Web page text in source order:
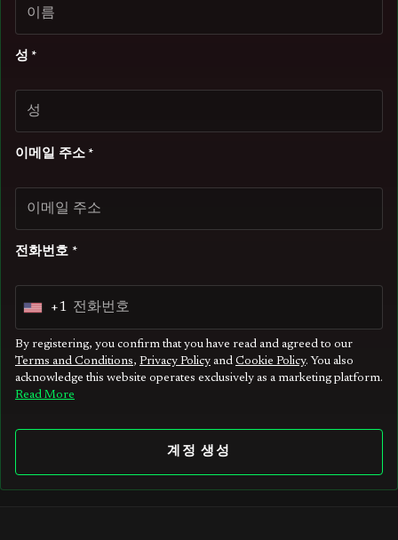
성 *
이메일 주소 *
전화번호 *
U
n
i
t
t
+1
By registering, you confirm that you have read and agreed to our
Terms and Conditions, Privacy Policy and Cookie Policy. You also
acknowledge this website operates exclusively as a marketing platform.
Read More
계정 생성